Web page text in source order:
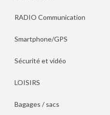
RADIO Communication
Smartphone/GPS
Sécurité et vidéo
LOISIRS
Bagages / sacs